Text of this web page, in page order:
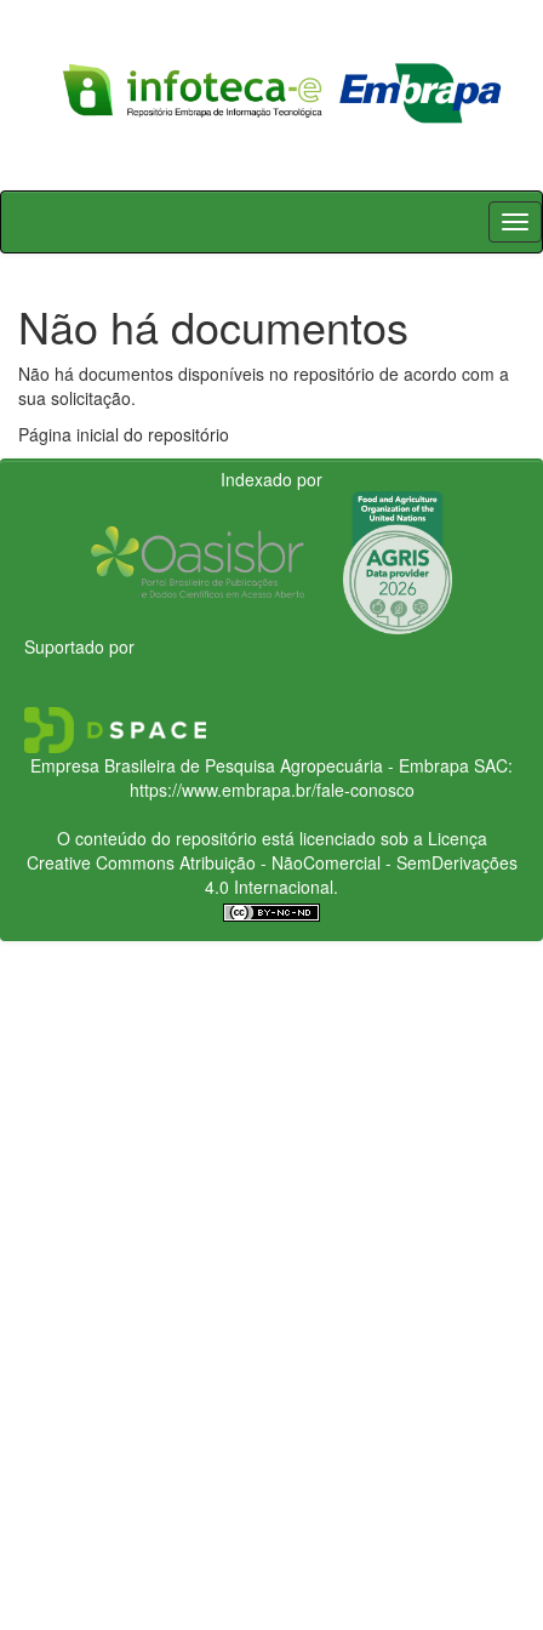
Skip
Não há documentos
Não há documentos disponíveis no repositório de acordo com a
sua solicitação.
Página inicial do repositório
Indexado por
Suportado por
Empresa Brasileira de Pesquisa Agropecuária - Embrapa SAC:
https://www.embrapa.br/fale-conosco
O conteúdo do repositório está licenciado sob a Licença
Creative CommonsAtribuição - NãoComercial - SemDerivações
4.0 Internacional.